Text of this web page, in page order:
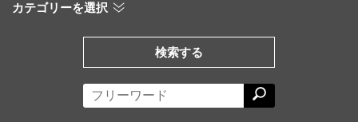
カテゴリーを選択
検索する